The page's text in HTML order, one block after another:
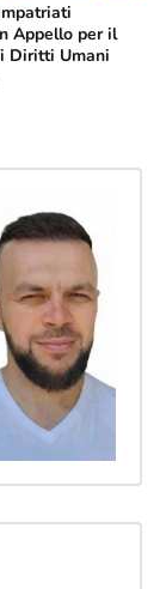
Appello per il
Diritti Umani